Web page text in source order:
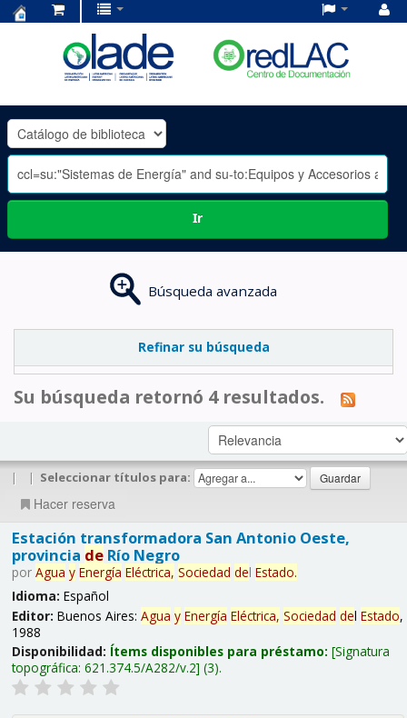
OLADE
-
Ir
Búsqueda avanzada
Refinar su búsqueda
Su búsqueda retornó 4 resultados.
| | Seleccionar títulos para:
Hacer reserva
Estación transformadora San Antonio Oeste,
provincia deRío Negro
por Agua y Energía Eléctrica, Sociedad del Estado.
Idioma: Español
Editor: Buenos Aires: Agua y Energía Eléctrica, Sociedad del Estado,
1988
Disponibilidad: Ítems disponibles para préstamo: Signatura
topográfica: 621.374.5/A282/v.2 (3).